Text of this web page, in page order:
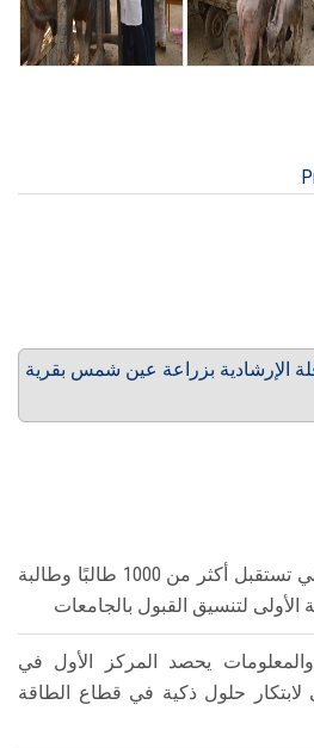
الإرشادية بزراعة عين شمس بقرية
معامل التنسيق الإلكتروني تستقبل أكثر من 1000 طالبًا وطالبة
الأولى لتنسيق القبول بالجامعات
يحصد المركز الأول في
لابتكار حلول ذكية في قطاع الطاقة